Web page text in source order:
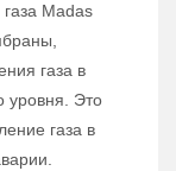
Madas
газа в
уровня. Это
газа в